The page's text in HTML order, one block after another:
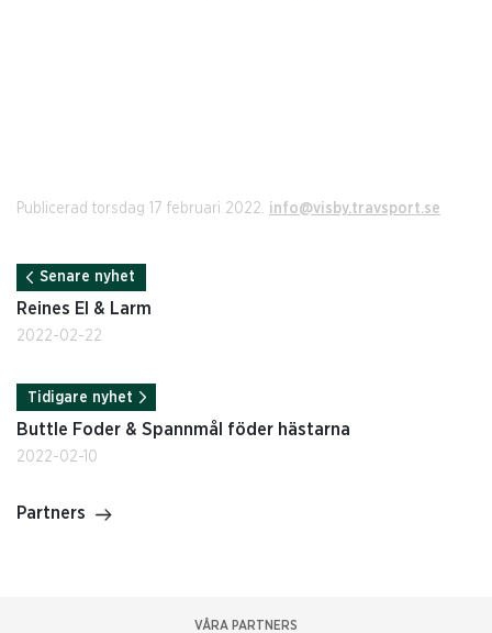
Publicerad torsdag 17 februari 2022. info@visby.travsport.se
Senare nyhet
Reines El & Larm
2022-02-22
Tidigare nyhet
Buttle Foder & Spannmål föder hästarna
2022-02-10
Partners
VÅRA PARTNERS